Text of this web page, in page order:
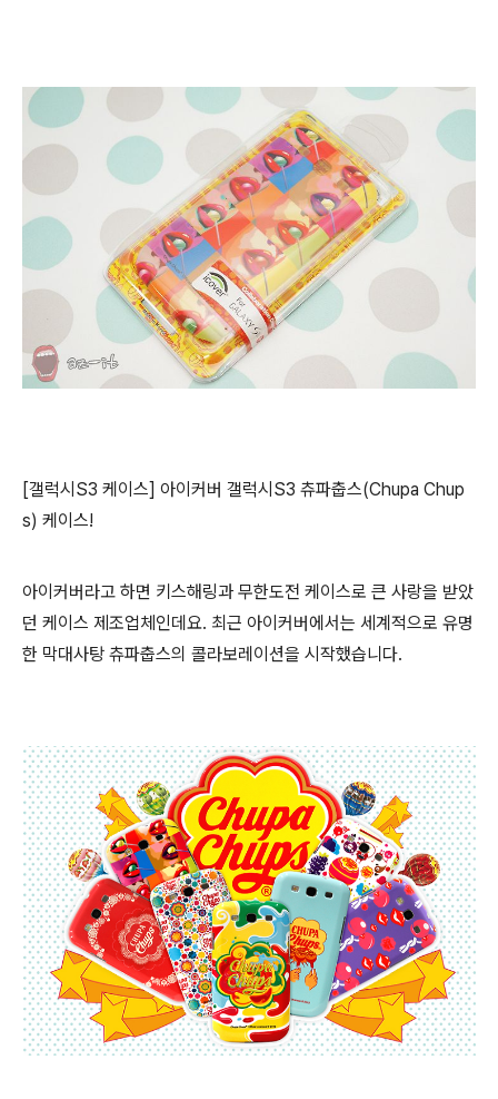
[갤럭시S3 케이스] 아이커버 갤럭시S3 츄파춥스(Chupa Chup
s) 케이스!
아이커버라고 하면 키스해링과 무한도전 케이스로 큰 사랑을 받았
던 케이스 제조업체인데요. 최근 아이커버에서는 세계적으로 유명
한 막대사탕 츄파춥스의 콜라보레이션을 시작했습니다.